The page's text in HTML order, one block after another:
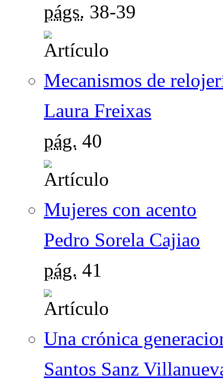
págs. 38-39
Mecanismos de
Laura Freixas
pág. 40
Mujeres con acento
Pedro Sorela Cajiao
pág. 41
Una crónica
Santos Sanz